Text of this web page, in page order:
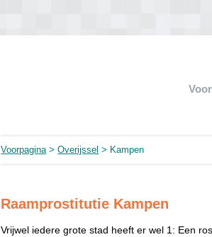
Voorpagina>Overijssel > Kampen
Raamprostitutie Kampen
Vrijwel iedere grote stad heeft er wel 1: Een